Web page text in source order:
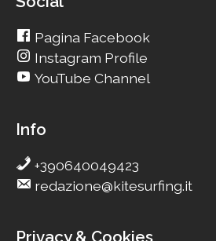
Pagina Facebook
Instagram Profile
YouTube Channel
Info
+390640049423
redazione@kitesurfing.it